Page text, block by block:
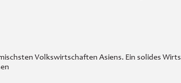
Volkswirtschaften Asiens. Ein solides